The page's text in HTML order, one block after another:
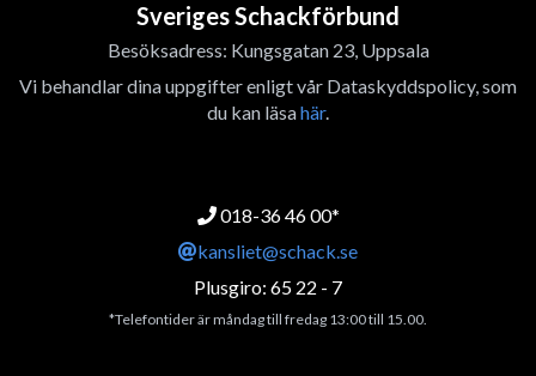
Sveriges Schackförbund
Besöksadress: Kungsgatan 23, Uppsala
Vi behandlar dina uppgifter enligt vår Dataskyddspolicy, som
du kan läsahär.
018-36 46 00*
kansliet@schack.se
Plusgiro: 65 22 - 7
*Telefontider är måndag till fredag 13:00 till 15.00.